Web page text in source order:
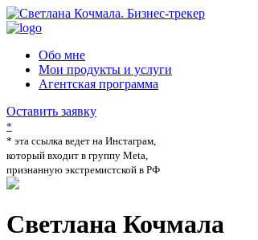
Обо мне
Мои продукты и услуги
Агентская программа
Оставить заявку
*
* эта ссылка ведет на Инстаграм,
который входит в группу Meta,
признанную экстремистской в РФ
Светлана Кочмала